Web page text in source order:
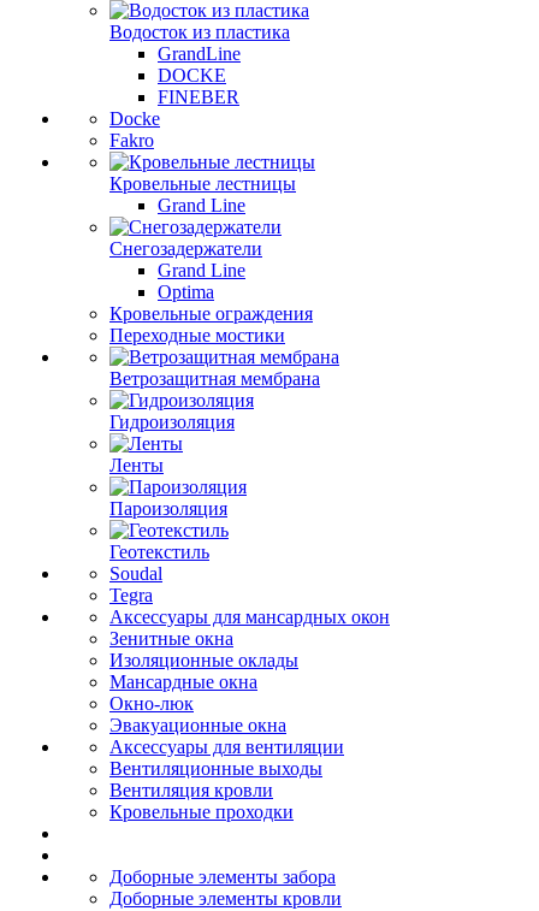
Водосток из пластика
GrandLine
DOCKE
FINEBER
Docke
Fakro
Кровельные лестницы
Grand Line
Снегозадержатели
Grand Line
Optima
Кровельные ограждения
Переходные мостики
Ветрозащитная мембрана
Гидроизоляция
Ленты
Пароизоляция
Геотекстиль
Soudal
Tegra
Аксессуары для мансардных окон
Зенитные окна
Изоляционные оклады
Мансардные окна
Окно-люк
Эвакуационные окна
Аксессуары для вентиляции
Вентиляционные выходы
Вентиляция кровли
Кровельные проходки
Доборные элементы забора
Доборные элементы кровли